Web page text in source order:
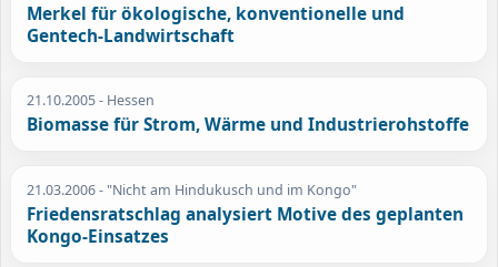
Merkel für ökologische, konventionelle und
Gentech-Landwirtschaft
21.10.2005- Hessen
Biomasse für Strom, Wärme und Industrierohstoffe
21.03.2006- "Nicht am Hindukusch und im Kongo"
Friedensratschlag analysiert Motive des geplanten
Kongo-Einsatzes